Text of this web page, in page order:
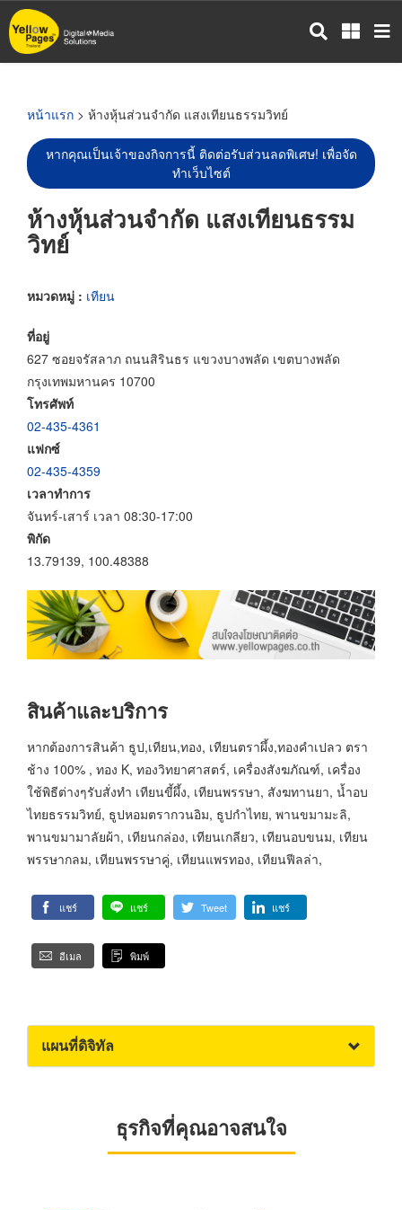
ข้าม
ไป
หน้าแรก > ห้างหุ้นส่วนจำกัด แสงเทียนธรรมวิทย์
หากคุณเป็นเจ้าของกิจการนี้ ติดต่อรับส่วนลดพิเศษ! เพื่อจัด
ทำเว็บไซต์
ห้างหุ้นส่วนจำกัด แสงเทียนธรรม
วิทย์
หมวดหมู่ : เทียน
ที่อยู่
627 ซอยจรัสลาภ ถนนสิรินธร แขวงบางพลัด เขตบางพลัด
กรุงเทพมหานคร 10700
โทรศัพท์
02-435-4361
แฟกซ์
02-435-4359
เวลาทำการ
จันทร์-เสาร์ เวลา 08:30-17:00
พิกัด
13.79139, 100.48388
สินค้าและบริการ
หากต้องการสินค้า ธูป,เทียน,ทอง, เทียนตราผึ้ง,ทองคำเปลว ตรา
ช้าง 100% , ทอง K, ทองวิทยาศาสตร์, เครื่องสังฆภัณฑ์, เครื่อง
ใช้พิธีต่างๆรับสั่งทำ เทียนขี้ผึ้ง, เทียนพรรษา, สังฆทานยา, น้ำอบ
ไทยธรรมวิทย์, ธูปหอมตรากวนอิม, ธูปกำไทย, พานขมามะลิ,
พานขมามาลัยผ้า, เทียนกล่อง, เทียนเกลียว, เทียนอบขนม, เทียน
พรรษากลม, เทียนพรรษาคู่, เทียนแพรทอง, เทียนฟีลล่า,
แชร์ แชร์ Tweet แชร์
อีเมล พิมพ์
แผนที่ดิจิทัล
ธุรกิจที่คุณอาจสนใจ